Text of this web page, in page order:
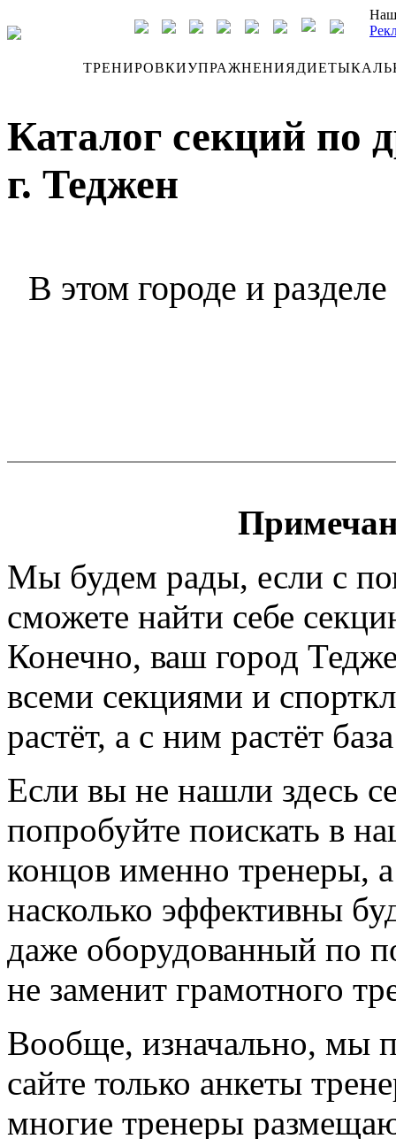
ТРЕНИРОВКИУПРАЖНЕНИЯДИЕТЫ
Каталог секций по
г. Теджен
В этом городе и
Мы будем рады, если с
сможете найти себе
Конечно, ваш город
всеми секциями и
растёт, а с ним растёт
Если вы не нашли здесь
попробуйте поискать в
концов именно тренеры,
насколько эффективны
даже оборудованный по
не заменит грамотного
Вообще, изначально, мы
сайте только анкеты
многие тренеры